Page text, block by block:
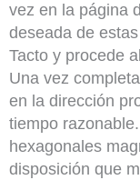
vez en la página
deseada de
Tacto y procede
Una vez
en la dirección
tiempo
hexagonales
disposición que